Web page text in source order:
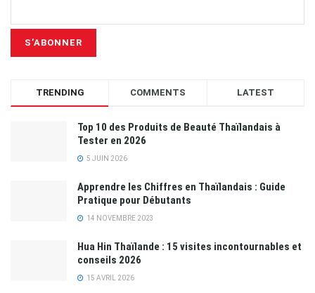
TRENDING COMMENTS LATEST
Top 10 des Produits de Beauté Thaïlandais à
Tester en 2026
5 JUIN 2026
Apprendre les Chiffres en Thaïlandais : Guide
Pratique pour Débutants
14 NOVEMBRE 2023
Hua Hin Thaïlande : 15 visites incontournables et
conseils 2026
15 AVRIL 2026